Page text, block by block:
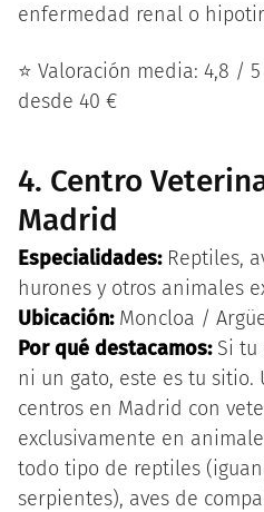
enfermedad renal o
⭐ Valoración media: 4,8 / 5
desde 40 €
4. Centro
Madrid
Especialidades:Reptiles,
hurones y otros animales
Ubicación:Moncloa /
Por qué destacamos:Si tu
ni un gato, este es tu sitio.
centros en Madrid con
exclusivamente en
todo tipo de reptiles
serpientes), aves de